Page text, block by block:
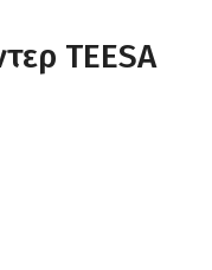
TEESA